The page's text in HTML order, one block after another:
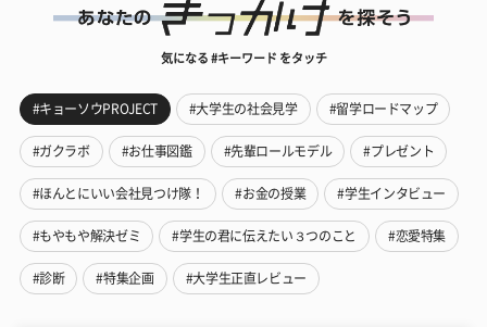
気になる #キーワード をタッチ
#キョーソウPROJECT #大学生の社会見学 #留学ロードマップ
#ガクラボ #お仕事図鑑 #先輩ロールモデル #プレゼント
#ほんとにいい会社見つけ隊！ #お金の授業 #学生インタビュー
#もやもや解決ゼミ #学生の君に伝えたい３つのこと #恋愛特集
#診断 #特集企画 #大学生正直レビュー